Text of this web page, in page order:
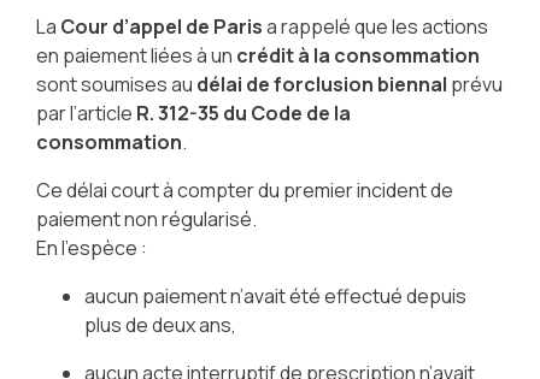
La Cour d’appel de Parisa rappelé que les actions
en paiement liées à un crédit à la consommation
sont soumises au délai de forclusion biennal prévu
par l’article R. 312-35 du Code de la
consommation.
Ce délai court à compter du premier incident de
paiement non régularisé.
En l’espèce :
aucun paiement n’avait été effectué depuis
plus de deux ans,
aucun acte interruptif de prescription n’avait